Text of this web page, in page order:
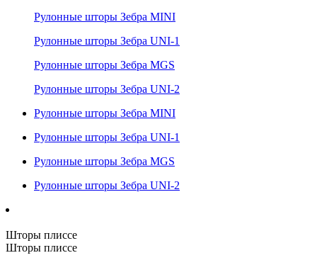
Рулонные шторы Зебра MINI
Рулонные шторы Зебра UNI-1
Рулонные шторы Зебра MGS
Рулонные шторы Зебра UNI-2
Рулонные шторы Зебра MINI
Рулонные шторы Зебра UNI-1
Рулонные шторы Зебра MGS
Рулонные шторы Зебра UNI-2
Шторы плиссе
Шторы плиссе